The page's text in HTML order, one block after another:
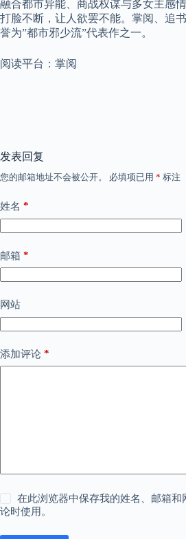
融合都市异能、商战权谋与多女主感
打脸不断，让人欲罢不能。掌阅、追
誉为”都市邪少流”代表作之一。
阅读平台：掌阅
发表回复
您的邮箱地址不会被公开。 必填项已用 * 标注
姓名 *
邮箱 *
网站
添加评论 *
在此浏览器中保存我的姓名、邮箱和
论时使用。